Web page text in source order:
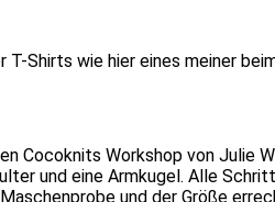
T-Shirts wie hier eines meiner
Cocoknits Workshop von Julie
und eine Armkugel. Alle
und der Größe